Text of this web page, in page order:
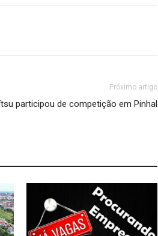
Próximo artigo
participou de competição em Pinhal